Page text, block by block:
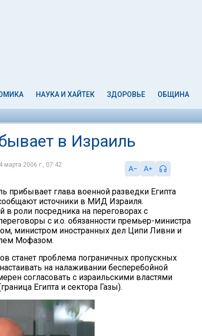
НАУКА И ХАЙТЕК ЗДОРОВЬЕ ОБЩИНА
в Израиль
марта 2006 г., 07:42
прибывает глава военной разведки Египта
источники в МИД Израиля.
роли посредника на переговорах с
с и.о. обязанности премьер-министра
министром иностранных дел Ципи Ливни и
Мофазом.
станет проблема пограничных пропускных
на налаживании бесперебойной
согласовать с израильскими властями
Египта и сектора Газы).